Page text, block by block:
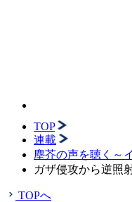
TOP
連載
塵芥の声を聴く～
ガザ侵攻から逆照
TOPへ